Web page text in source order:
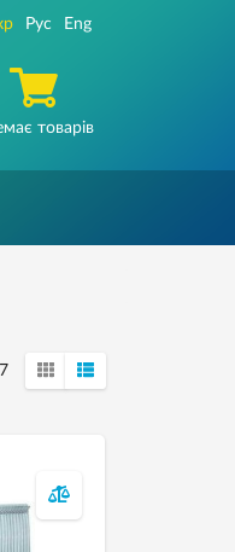
Рус Eng
товарів